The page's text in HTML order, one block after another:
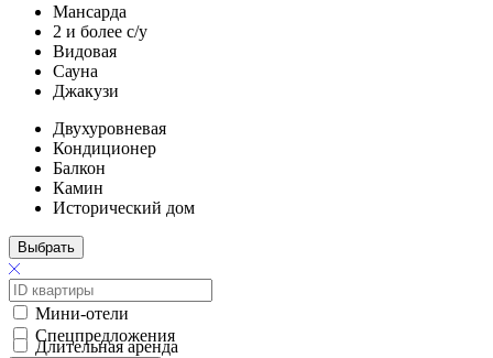
Мансарда
2 и более с/у
Видовая
Сауна
Джакузи
Двухуровневая
Кондиционер
Балкон
Камин
Исторический дом
Выбрать
Мини-отели
Спецпредложения
Длительная аренда